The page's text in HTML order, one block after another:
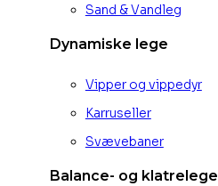
Sand & Vandleg
Dynamiske lege
Vipper og vippedyr
Karruseller
Svævebaner
Balance- og klatrelege